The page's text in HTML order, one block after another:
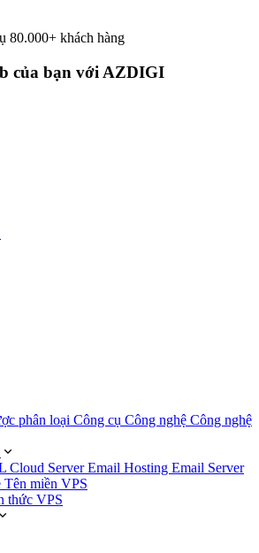
80.000+ khách hàng
của bạn với AZDIGI
phân loại Công cụ Công nghệ Công nghệ
Cloud ServerEmail Hosting Email Server
Tên miền VPS
thức VPS